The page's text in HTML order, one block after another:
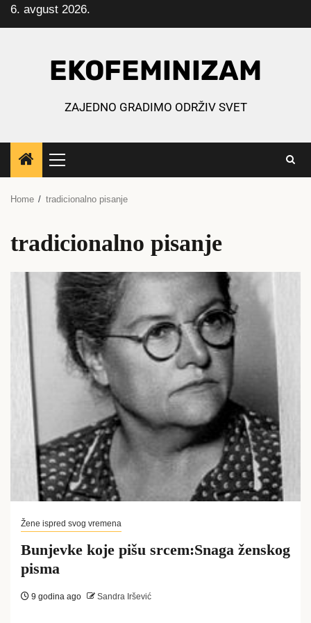
Skip
to
6. avgust 2026.
EKOFEMINIZAM
ZAJEDNO GRADIMO ODRŽIV SVET
Primary
Menu
Home tradicionalno pisanje
tradicionalno pisanje
Žene ispred svog vremena
Bunjevke koje pišu srcem:Snaga ženskog
pisma
9 godina ago Sandra Iršević